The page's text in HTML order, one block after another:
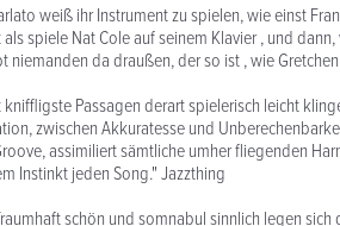
weiß ihr Instrument zu spielen, wie einst
spiele Nat Cole auf seinem Klavier , und
niemanden da draußen, der so ist , wie
Passagen derart spielerisch leicht
zwischen Akkuratesse und
assimiliert sämtliche umher fliegenden
Instinkt jeden Song." Jazzthing
schön und somnabul sinnlich legen